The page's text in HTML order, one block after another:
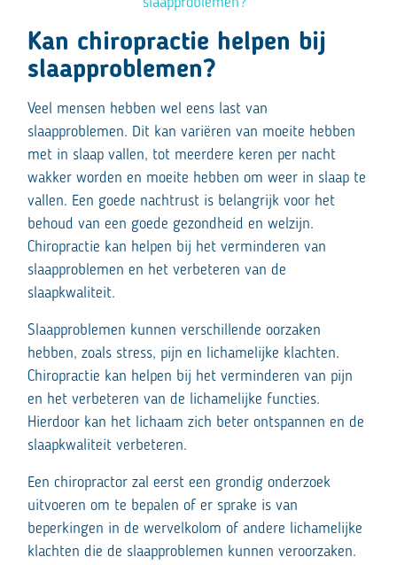
Kan chiropractie helpen bij
slaapproblemen?
Veel mensen hebben wel eens last van
slaapproblemen. Dit kan variëren van moeite hebben
met in slaap vallen, tot meerdere keren per nacht
wakker worden en moeite hebben om weer in slaap te
vallen. Een goede nachtrust is belangrijk voor het
behoud van een goede gezondheid en welzijn.
Chiropractie kan helpen bij het verminderen van
slaapproblemen en het verbeteren van de
slaapkwaliteit.
Slaapproblemen kunnen verschillende oorzaken
hebben, zoals stress, pijn en lichamelijke klachten.
Chiropractie kan helpen bij het verminderen van pijn
en het verbeteren van de lichamelijke functies.
Hierdoor kan het lichaam zich beter ontspannen en de
slaapkwaliteit verbeteren.
Een chiropractor zal eerst een grondig onderzoek
uitvoeren om te bepalen of er sprake is van
beperkingen in de wervelkolom of andere lichamelijke
klachten die de slaapproblemen kunnen veroorzaken.